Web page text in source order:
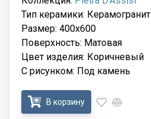
Тип керамики: Керамогранит
Размер: 400x600
Поверхность: Матовая
Цвет изделия: Коричневый
С рисунком: Под камень
В корзину